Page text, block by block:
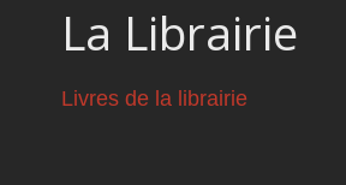
La Librairie
Livres de la librairie